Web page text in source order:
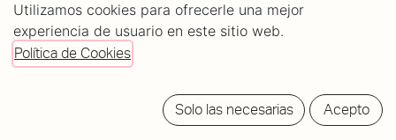
Utilizamos cookies para ofrecerle una mejor
experiencia de usuario en este sitio web.
Política de Cookies
Solo las necesarias Acepto